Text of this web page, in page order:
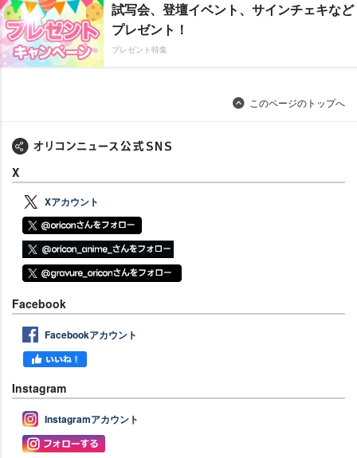
試写会、登壇イベント、サインチェキなど
プレゼント！
プレゼント特集
このページのトップへ
X
Xアカウント
Facebook
Facebookアカウント
Instagram
Instagramアカウント